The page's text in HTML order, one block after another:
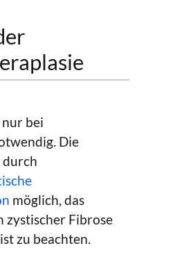
bei
Die
möglich, das
zystischer Fibrose
zu beachten.